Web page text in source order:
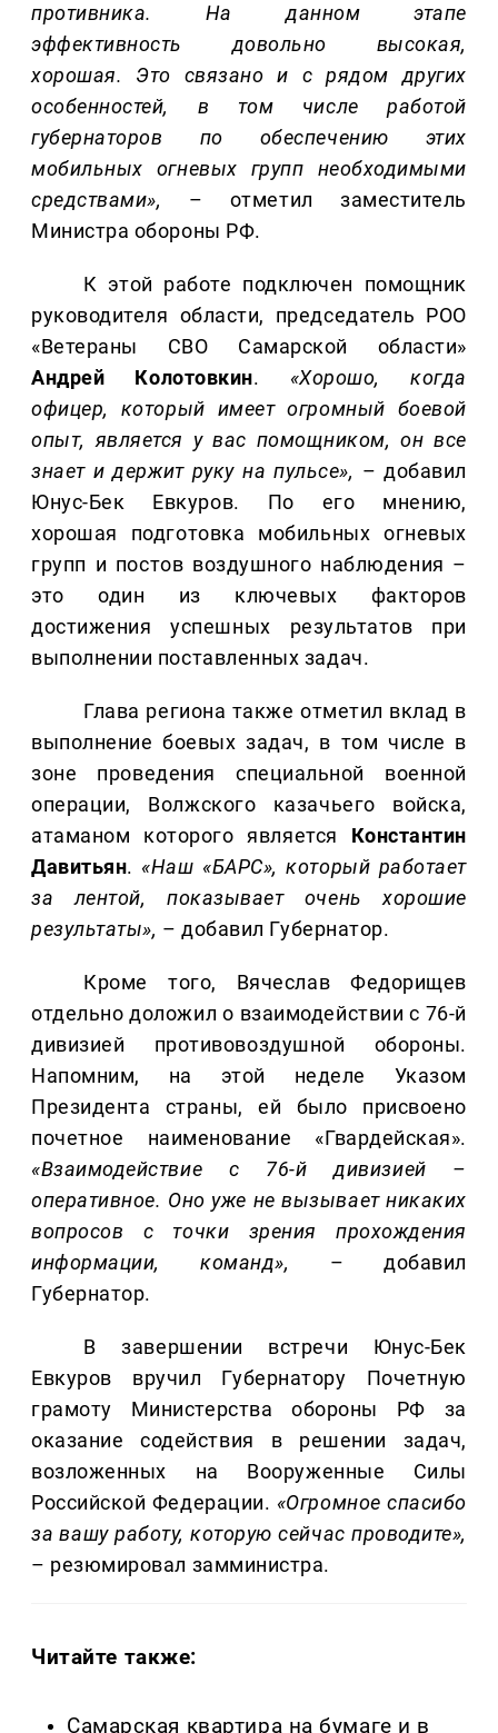
противника. На данном этапе
эффективность довольно высокая,
хорошая. Это связано и с рядом других
особенностей, в том числе работой
губернаторов по обеспечению этих
мобильных огневых групп необходимыми
средствами»,
– отметил заместитель
Министра обороны РФ.
К этой работе подключен помощник
руководителя области, председатель РОО
«Ветераны СВО Самарской области»
Андрей Колотовкин. «Хорошо, когда
офицер, который имеет огромный боевой
опыт, является у вас помощником, он все
знает и держит руку на пульсе», – добавил
Юнус-Бек Евкуров. По его мнению,
хорошая подготовка мобильных огневых
групп и постов воздушного наблюдения –
это один из ключевых факторов
достижения успешных результатов при
выполнении поставленных задач.
Глава региона также отметил вклад в
выполнение боевых задач, в том числе в
зоне проведения специальной военной
операции, Волжского казачьего войска,
атаманом которого является Константин
Давитьян.«Наш «БАРС», который работает
за лентой, показывает очень хорошие
результаты», – добавил Губернатор.
Кроме того, Вячеслав Федорищев
отдельно доложил о взаимодействии с 76-й
дивизией противовоздушной обороны.
Напомним, на этой неделе Указом
Президента страны, ей было присвоено
почетное наименование «Гвардейская».
«Взаимодействие с 76-й дивизией –
оперативное. Оно уже не вызывает никаких
вопросов с точки зрения прохождения
информации, команд»,
– добавил
Губернатор.
В завершении встречи Юнус-Бек
Евкуров вручил Губернатору Почетную
грамоту Министерства обороны РФ за
оказание содействия в решении задач,
возложенных на Вооруженные Силы
Российской Федерации. «Огромное спасибо
за вашу работу, которую сейчас проводите»,
– резюмировал замминистра.
Читайте также:
Самарская квартира на бумаге и в